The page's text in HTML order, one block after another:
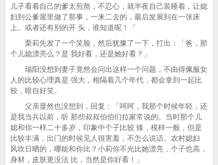
儿子看着自己的爹太煎熬，不忍心，就半夜自己装睡着，让媳
妇到公爹屋里做了那事，一来二去的，最后发展到在一张床
上。或者还有别的开 头，谁知道呢！「
栗莉先发了一个笑脸，然后犹豫了一下，打出：「爸，那
个儿媳漂亮么？是 我好看，还是她好看？」
瑞阳没想到妻子竟然会问出这样一个问题，不由得佩服女
人的比较心理真是 强大，相隔着几个年代，都会拿到一起比
较，暗自好笑。
父亲显然也没想到，回复：「呵呵，我那个时候年轻，还
是我当兵以前，听 那些叔叔伯伯们拉家常说的。当时那个儿
媳和你一样二十多岁，印象中个子比较 矮，模样一般，但是
比较丰满，出门的时候见人很害羞，不怎么说话。农村媳妇
风吹日晒的，哪能和你比？小莉你不光比她漂亮，个子也高，
身材，皮肤更没法 比，当然是你好看！」